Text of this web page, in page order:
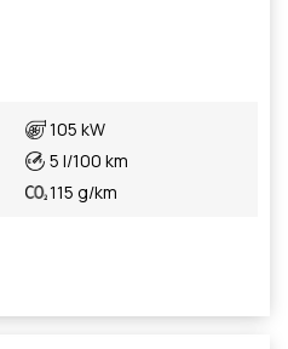
105 kW
5 l/100 km
115 g/km